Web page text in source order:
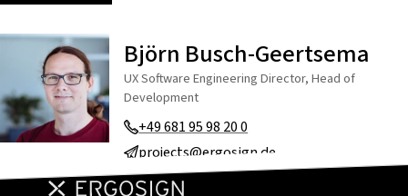
Björn Busch-Geertsema
UX Software Engineering Director, Head of
Development
+49 681 95 98 20 0
projects@ergosign.de